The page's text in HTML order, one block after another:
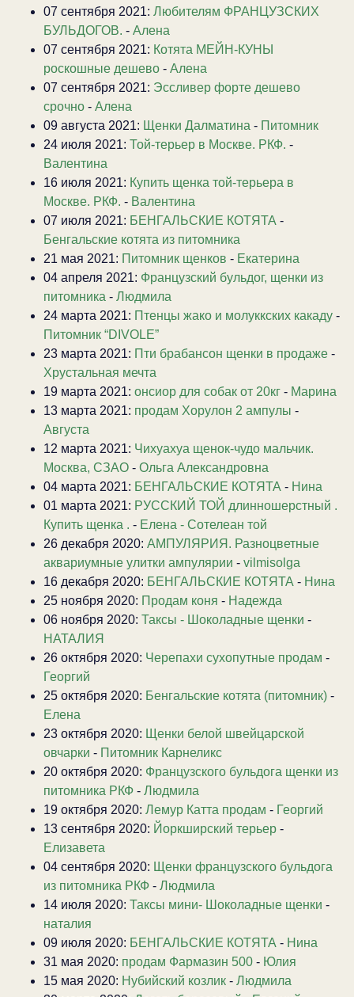
07 сентября 2021: Любителям ФРАНЦУЗСКИХ
БУЛЬДОГОВ. - Алена
07 сентября 2021: Котята МЕЙН-КУНЫ
роскошные дешево - Алена
07 сентября 2021: Эссливер форте дешево
срочно - Алена
09 августа 2021: Щенки Далматина - Питомник
24 июля 2021: Той-терьер в Москве. РКФ. -
Валентина
16 июля 2021: Купить щенка той-терьера в
Москве. РКФ. - Валентина
07 июля 2021: БЕНГАЛЬСКИЕ КОТЯТА -
Бенгальские котята из питомника
21 мая 2021: Питомник щенков - Екатерина
04 апреля 2021: Французский бульдог, щенки из
питомника - Людмила
24 марта 2021: Птенцы жако и молуккских какаду -
Питомник “DIVOLE”
23 марта 2021: Пти брабансон щенки в продаже -
Хрустальная мечта
19 марта 2021: онсиор для собак от 20кг - Марина
13 марта 2021: продам Хорулон 2 ампулы -
Августа
12 марта 2021: Чихуахуа щенок-чудо мальчик.
Москва, СЗАО - Ольга Александровна
04 марта 2021: БЕНГАЛЬСКИЕ КОТЯТА - Нина
01 марта 2021: РУССКИЙ ТОЙ длинношерстный .
Купить щенка . - Елена - Сотелеан той
26 декабря 2020: АМПУЛЯРИЯ. Разноцветные
аквариумные улитки ампулярии - vilmisolga
16 декабря 2020: БЕНГАЛЬСКИЕ КОТЯТА - Нина
25 ноября 2020: Продам коня - Надежда
06 ноября 2020: Таксы - Шоколадные щенки -
НАТАЛИЯ
26 октября 2020: Черепахи сухопутные продам -
Георгий
25 октября 2020: Бенгальские котята (питомник) -
Елена
23 октября 2020: Щенки белой швейцарской
овчарки - Питомник Карнеликс
20 октября 2020: Французского бульдога щенки из
питомника РКФ - Людмила
19 октября 2020: Лемур Катта продам - Георгий
13 сентября 2020: Йоркширский терьер -
Елизавета
04 сентября 2020: Щенки французского бульдога
из питомника РКФ - Людмила
14 июля 2020: Таксы мини- Шоколадные щенки -
наталия
09 июля 2020: БЕНГАЛЬСКИЕ КОТЯТА - Нина
31 мая 2020: продам Фармазин 500 - Юлия
15 мая 2020: Нубийский козлик - Людмила